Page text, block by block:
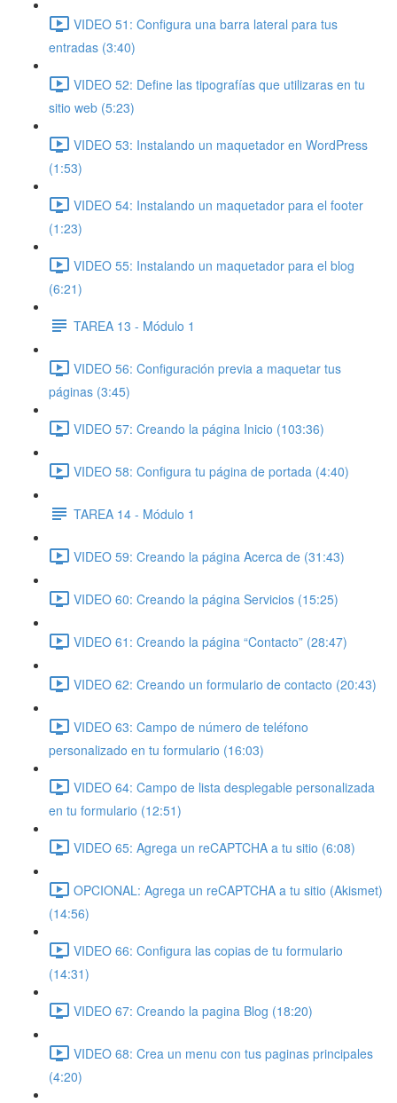
VIDEO 51: Configura una barra lateral para tus
entradas (3:40)
VIDEO 52: Define las tipografías que utilizaras en tu
sitio web (5:23)
VIDEO 53: Instalando un maquetador en WordPress
(1:53)
VIDEO 54: Instalando un maquetador para el footer
(1:23)
VIDEO 55: Instalando un maquetador para el blog
(6:21)
TAREA 13 - Módulo 1
VIDEO 56: Configuración previa a maquetar tus
páginas (3:45)
VIDEO 57: Creando la página Inicio (103:36)
VIDEO 58: Configura tu página de portada (4:40)
TAREA 14 - Módulo 1
VIDEO 59: Creando la página Acerca de (31:43)
VIDEO 60: Creando la página Servicios (15:25)
VIDEO 61: Creando la página “Contacto” (28:47)
VIDEO 62: Creando un formulario de contacto (20:43)
VIDEO 63: Campo de número de teléfono
personalizado en tu formulario (16:03)
VIDEO 64: Campo de lista desplegable personalizada
en tu formulario (12:51)
VIDEO 65: Agrega un reCAPTCHA a tu sitio (6:08)
OPCIONAL: Agrega un reCAPTCHA a tu sitio (Akismet)
(14:56)
VIDEO 66: Configura las copias de tu formulario
(14:31)
VIDEO 67: Creando la pagina Blog (18:20)
VIDEO 68: Crea un menu con tus paginas principales
(4:20)